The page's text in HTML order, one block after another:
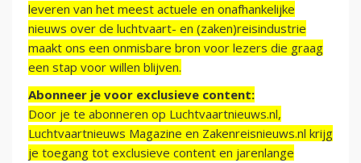
leveren van het meest actuele en onafhankelijke
nieuws over de luchtvaart- en (zaken)reisindustrie
maakt ons een onmisbare bron voor lezers die graag
een stap voor willen blijven.
Abonneer je voor exclusieve content:
Door je te abonneren op Luchtvaartnieuws.nl,
Luchtvaartnieuws Magazine en Zakenreisnieuws.nl krijg
je toegang tot exclusieve content en jarenlange